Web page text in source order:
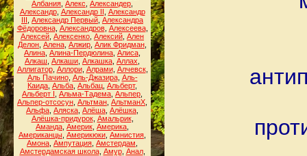
Албания Алекс Александер
Александр, Александр II Александр
III Александр Первый Александра
Фёдоровна, Александров, Алексеева,
Алексей Алексенко Алексий Ален
Делон Алена Алжир Алик Фридман
Алина Алина-Пердюлина Алиса
Алкаш Алкаши Алкашка Аллах
Аллигатор, Аллори, Алрами, Алчевск,
Аль Пачино, Аль-Джазира, Аль-
Каида Альба Альбац Альберт,
Альберт I Альма-Тадема Альпер
Альпер-отсосун Альтман АльтманХ
Альфа Аляска Алёша Алёшка
Алёшка-придурок, Амальрик,
Аманда Америк Америка
Американцы Америкюки Амнистия
Амона Ампутация Амстердам
Амстердамская школа, Амур, Анал,